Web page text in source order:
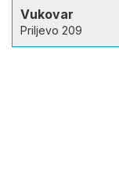
Vukovar
Priljevo 209